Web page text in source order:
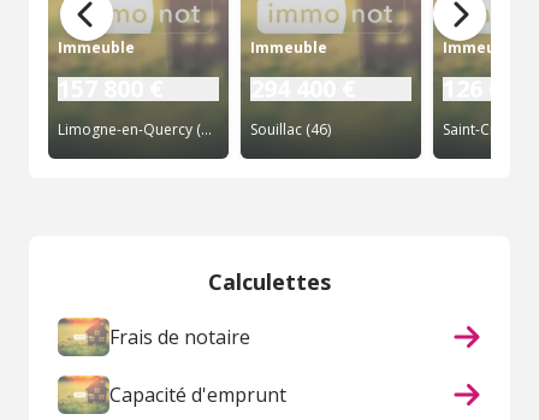
Immeuble
Limogne-en-Quercy (46)
Immeuble
Souillac (46)
Immeuble
Saint-Cirgues
Calculettes
Frais de notaire
Capacité d'emprunt